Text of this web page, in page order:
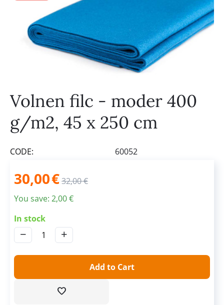
Volnen filc - moder 400
g/m2, 45 x 250 cm
CODE: 60052
30,00€32,00€
You save: 2,00€
In stock
+
−
Add to Cart